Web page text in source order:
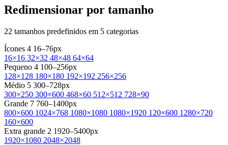
Redimensionar por tamanho
22 tamanhos predefinidos em 5 categorias
Ícones 4 16–76px
16×16 32×32 48×48 64×64
Pequeno 4 100–256px
128×128 180×180 192×192 256×256
Médio 5 300–728px
300×250 300×600 468×60 512×512 728×90
Grande 7 760–1400px
800×600 1024×768 1080×1080 1080×1920 120×600 1280×720
160×600
Extra grande 2 1920–5400px
1920×1080 2048×2048